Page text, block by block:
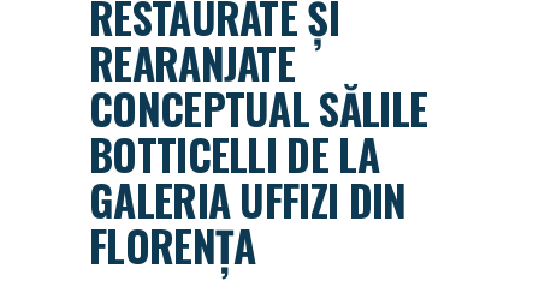
RESTAURATE ȘI
REARANJATE
CONCEPTUAL SĂLILE
BOTTICELLI DE LA
GALERIA UFFIZI DIN
FLORENȚA